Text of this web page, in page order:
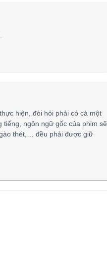
hiện, đòi hỏi phải có cả một
tiếng, ngôn ngữ gốc của phim sẽ
thét,… đều phải được giữ